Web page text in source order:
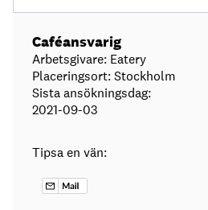
Caféansvarig
Arbetsgivare: Eatery
Placeringsort: Stockholm
Sista ansökningsdag:
2021-09-03
Tipsa en vän: